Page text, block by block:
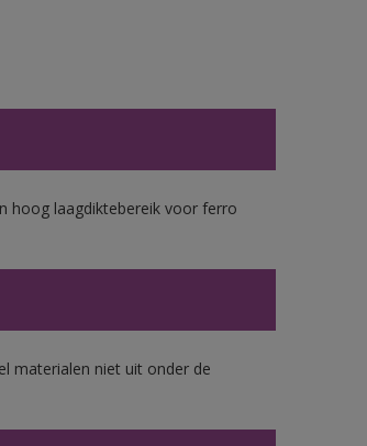
hoog laagdiktebereik voor ferro
materialen niet uit onder de